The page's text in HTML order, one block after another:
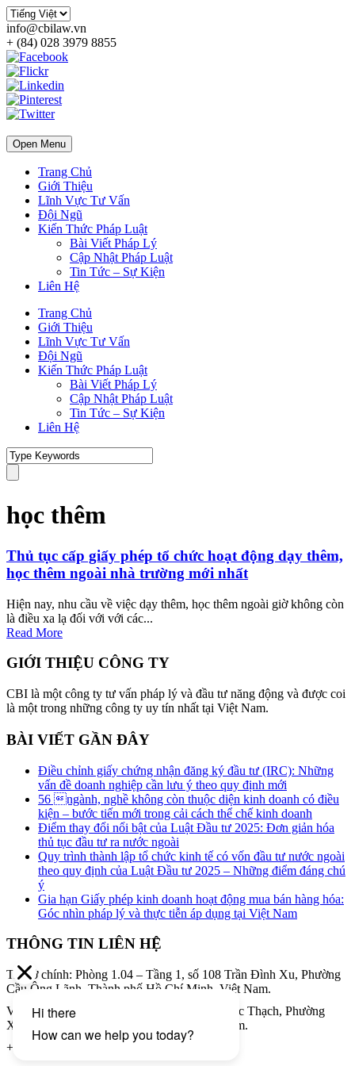
info@cbilaw.vn
+ (84) 028 3979 8855
Open Menu
Trang Chủ
Giới Thiệu
Lĩnh Vực Tư Vấn
Đội Ngũ
Kiến Thức Pháp Luật
Bài Viết Pháp Lý
Cập Nhật Pháp Luật
Tin Tức – Sự Kiện
Liên Hệ
Trang Chủ
Giới Thiệu
Lĩnh Vực Tư Vấn
Đội Ngũ
Kiến Thức Pháp Luật
Bài Viết Pháp Lý
Cập Nhật Pháp Luật
Tin Tức – Sự Kiện
Liên Hệ
học thêm
Thủ tục cấp giấy phép tổ chức hoạt động dạy thêm,
học thêm ngoài nhà trường mới nhất
Hiện nay, nhu cầu về việc dạy thêm, học thêm ngoài giờ không còn
là điều xa lạ đối với với các...
Read More
GIỚI THIỆU CÔNG TY
CBI là một công ty tư vấn pháp lý và đầu tư năng động và được coi
là một trong những công ty uy tín nhất tại Việt Nam.
BÀI VIẾT GẦN ĐÂY
Điều chỉnh giấy chứng nhận đăng ký đầu tư (IRC): Những
vấn đề doanh nghiệp cần lưu ý theo quy định mới
56 ngành, nghề không còn thuộc diện kinh doanh có điều
kiện – bước tiến mới trong cải cách thể chế kinh doanh
Điểm thay đổi nổi bật của Luật Đầu tư 2025: Đơn giản hóa
thủ tục đầu tư ra nước ngoài
Quy trình thành lập tổ chức kinh tế có vốn đầu tư nước ngoài
theo quy định của Luật Đầu tư 2025 – Những điểm đáng chú
ý
Gia hạn Giấy phép kinh doanh hoạt động mua bán hàng hóa:
Góc nhìn pháp lý và thực tiễn áp dụng tại Việt Nam
THÔNG TIN LIÊN HỆ
Trụ sở chính: Phòng 1.04 – Tầng 1, số 108 Trần Đình Xu, Phường
Cầu Ông Lãnh, Thành phố Hồ Chí Minh, Việt Nam.
Văn phòng giao dịch: Tầng 8, 34A Phạm Ngọc Thạch, Phường
Xuân Hòa, Thành phố Hồ Chí Minh, Việt Nam.
+ (84) 28 3979 8855